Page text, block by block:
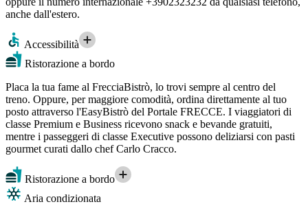
anche dall'estero.
Accessibilità
Ristorazione a bordo
Placa la tua fame al FrecciaBistrò, lo trovi sempre al centro del
treno. Oppure, per maggiore comodità, ordina direttamente al tuo
posto attraverso l'EasyBistrò del Portale FRECCE. I viaggiatori di
classe Premium e Business ricevono snack e bevande gratuiti,
mentre i passeggeri di classe Executive possono deliziarsi con pasti
gourmet curati dallo chef Carlo Cracco.
Ristorazione a bordo
Aria condizionata